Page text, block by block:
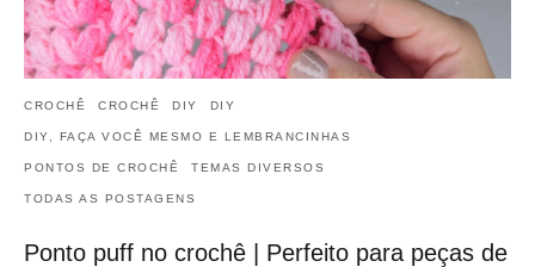
CROCHÊ CROCHÊ DIY DIY
DIY, FAÇA VOCÊ MESMO E LEMBRANCINHAS
PONTOS DE CROCHÊ TEMAS DIVERSOS
TODAS AS POSTAGENS
Ponto puff no crochê | Perfeito para peças de